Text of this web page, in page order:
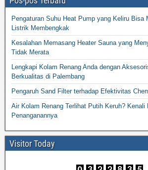
Pengaturan Suhu Heat Pump yang Keliru Bisa
Listrik Membengkak
Kesalahan Memasang Heater Sauna yang
Tidak Merata
Lengkapi Kolam Renang Anda dengan
Berkualitas di Palembang
Pengaruh Sand Filter terhadap Efektivitas
Air Kolam Renang Terlihat Putih Keruh? Kenali
Penanganannya
Visitor Today